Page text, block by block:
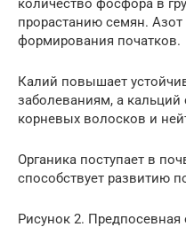
количество фосфора в
прорастанию семян.
формирования початков.
Калий повышает
заболеваниям, а
корневых волосков и
Органика поступает в
способствует развитию
Рисунок 2. Предпосевная